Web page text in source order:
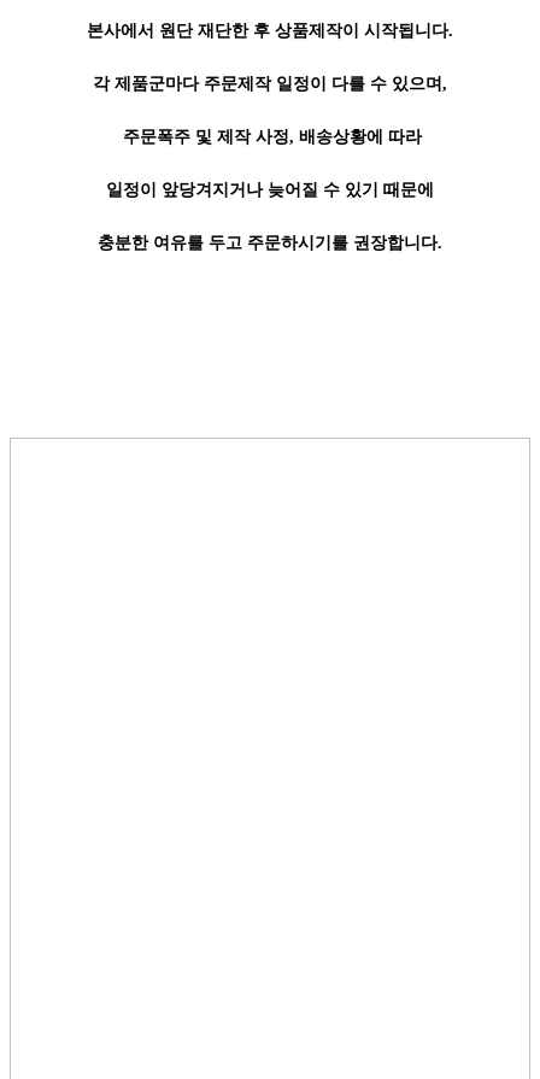
본사에서 원단 재단한 후 상품제작이 시작됩니다.
각 제품군마다 주문제작 일정이 다를 수 있으며,
주문폭주 및 제작 사정, 배송상황에 따라
일정이 앞당겨지거나 늦어질 수 있기 때문에
충분한 여유를 두고 주문하시기를 권장합니다.